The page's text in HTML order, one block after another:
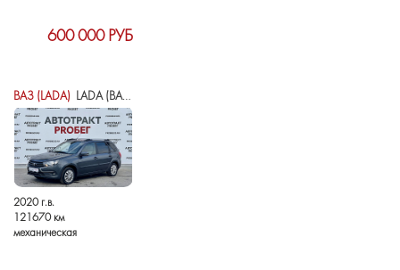
600 000 РУБ
ВАЗ (LADA) LADA (ВАЗ) GRANTA I РЕСТАЙЛИНГ
2020 г.в.
121670 км
механическая